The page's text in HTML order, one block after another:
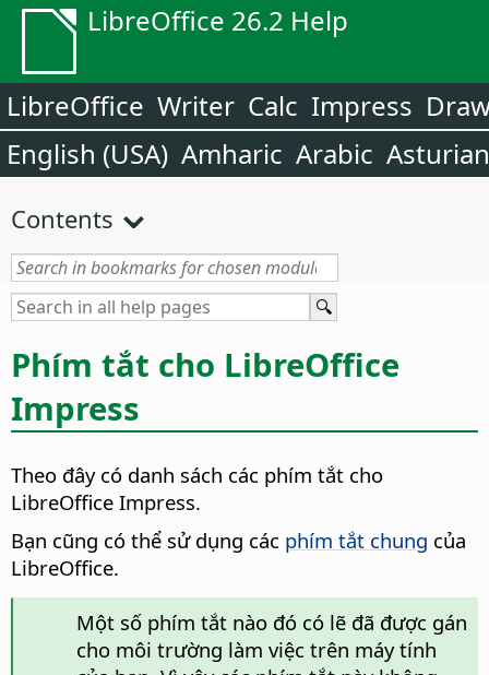
LibreOffice 26.2 Help
LibreOffice Writer Calc Impress
English (USA) Amharic Arabic Asturian
Contents
Phím tắt cho LibreOffice
Impress
Theo đây có danh sách các phím tắt cho
LibreOffice Impress.
Bạn cũng có thể sử dụng các phím tắt chung của
LibreOffice.
Một số phím tắt nào đó có lẽ đã được gán
cho môi trường làm việc trên máy tính